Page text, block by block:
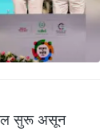
सुरू असून